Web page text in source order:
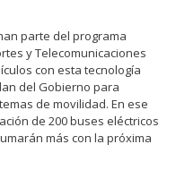
parte del programa
y Telecomunicaciones
con esta tecnología
del Gobierno para
de movilidad. En ese
de 200 buses eléctricos
más con la próxima